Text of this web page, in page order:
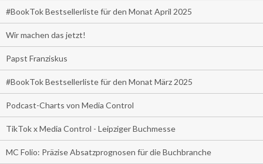
#BookTok Bestsellerliste für den Monat April 2025
Wir machen das jetzt!
Papst Franziskus
#BookTok Bestsellerliste für den Monat März 2025
Podcast-Charts von Media Control
TikTok x Media Control - Leipziger Buchmesse
MC Folio: Präzise Absatzprognosen für die Buchbranche